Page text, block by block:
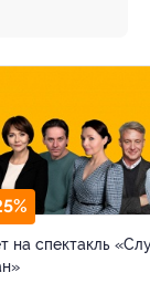
на спектакль